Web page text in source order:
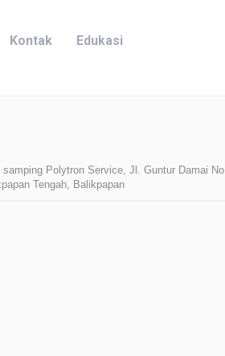
Kontak Edukasi
Polytron Service, Jl. Guntur Damai No
Tengah, Balikpapan